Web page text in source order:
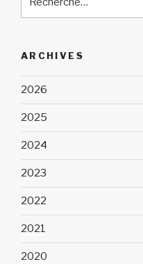
pour
ARCHIVES
2026
2025
2024
2023
2022
2021
2020